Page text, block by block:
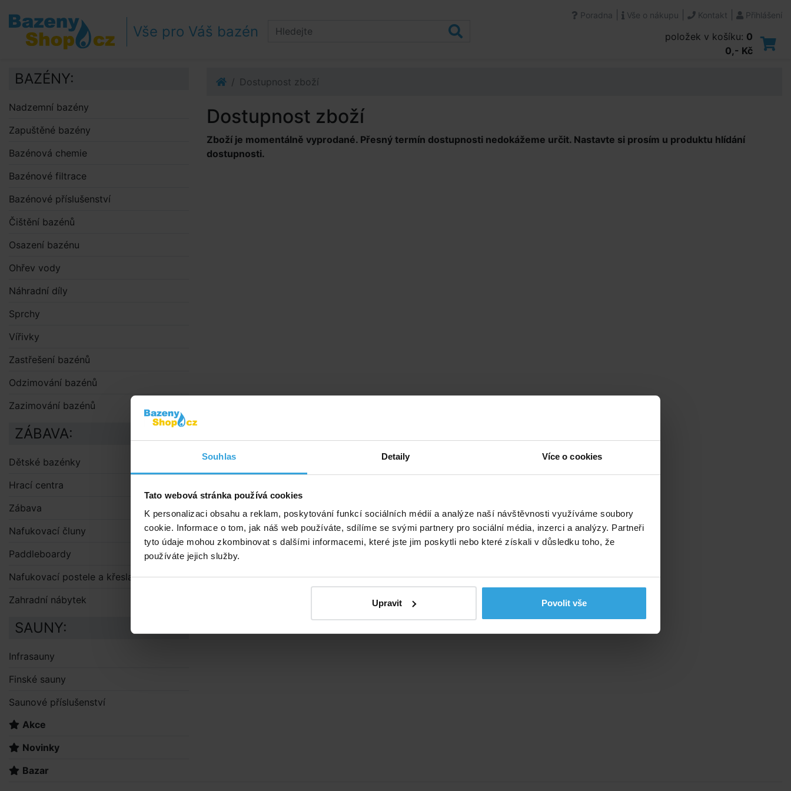
Souhlas Detaily Více o cookies
Tato webová stránka používá cookies
K personalizaci obsahu a reklam, poskytování funkcí sociálních médií a analýze naší návštěvnosti využíváme soubory
cookie. Informace o tom, jak náš web používáte, sdílíme se svými partnery pro sociální média, inzerci a analýzy. Partneři
tyto údaje mohou zkombinovat s dalšími informacemi, které jste jim poskytli nebo které získali v důsledku toho, že
používáte jejich služby.
Upravit Povolit vše
Přejít na obsah
Přejít k postrannímu sloupci
Klávesové zkratky
Vše pro Váš bazén
Poradna Vše o nákupu Kontakt Přihlášení
položek v košíku: 0
0,- Kč
Dostupnost zboží
Dostupnost zboží
Zboží je momentálně vyprodané. Přesný termín dostupnosti nedokážeme určit. Nastavte si prosím u produktu hlídání
dostupnosti.
BAZÉNY:
Nadzemní bazény
Zapuštěné bazény
Bazénová chemie
Bazénové filtrace
Bazénové příslušenství
Čištění bazénů
Osazení bazénu
Ohřev vody
Náhradní díly
Sprchy
Vířivky
Zastřešení bazénů
Odzimování bazénů
Zazimování bazénů
ZÁBAVA:
Dětské bazénky
Hrací centra
Zábava
Nafukovací čluny
Paddleboardy
Nafukovací postele a křesla
Zahradní nábytek
SAUNY:
Infrasauny
Finské sauny
Saunové příslušenství
Akce
Novinky
Bazar